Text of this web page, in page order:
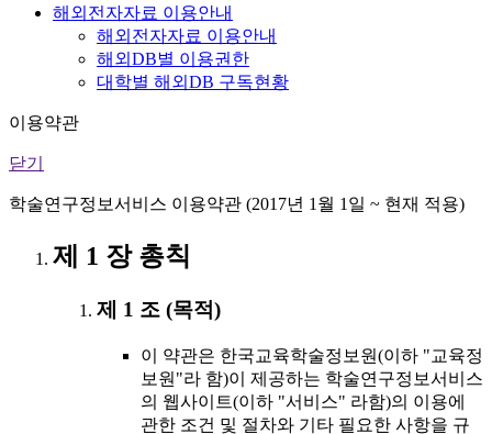
해외전자자료 이용안내
해외전자자료 이용안내
해외DB별 이용권한
대학별 해외DB 구독현황
이용약관
닫기
학술연구정보서비스 이용약관 (2017년 1월 1일 ~ 현재 적용)
제 1 장 총칙
제 1 조 (목적)
이 약관은 한국교육학술정보원(이하 "교육정
보원"라 함)이 제공하는 학술연구정보서비스
의 웹사이트(이하 "서비스" 라함)의 이용에
관한 조건 및 절차와 기타 필요한 사항을 규